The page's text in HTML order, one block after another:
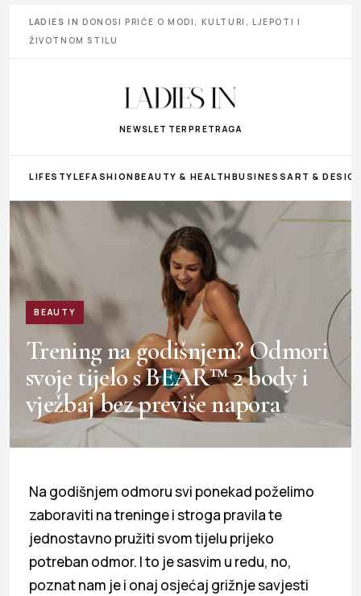
LADIES IN DONOSI PRIČE O MODI, KULTURI, LJEPOTI I
ŽIVOTNOM STILU
NEWSLETTER PRETRAGA
LIFESTYLEFASHIONBEAUTY & HEALTHBUSINESS ART &
BEAUTY
Trening na godišnjem? Odmori
svoje tijelo s BEAR™ 2 body i
vježbaj bez previše napora
Na godišnjem odmoru svi ponekad poželimo
zaboraviti na treninge i stroga pravila te
jednostavno pružiti svom tijelu prijeko
potreban odmor. I to je sasvim u redu, no,
poznat nam je i onaj osjećaj grižnje savjesti